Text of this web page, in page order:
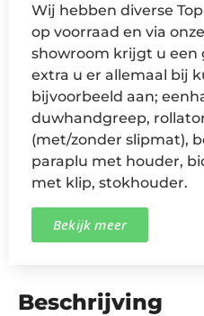
Wij hebben diverse
op voorraad en via
showroom krijgt u een
extra u er allemaal bij
bijvoorbeeld aan;
duwhandgreep,
(met/zonder slipmat),
paraplu met houder,
met klip, stokhouder.
Bekijk meer
Beschrijving